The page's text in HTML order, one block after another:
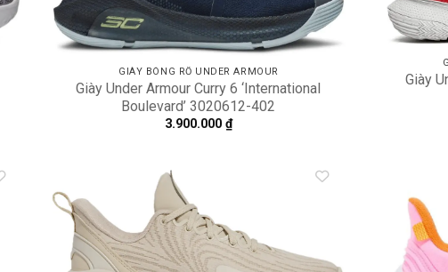
GIÀY BÓNG RỔ UNDER ARMOUR
Giày Under Armour Curry 6 ‘International
Boulevard’ 3020612-402
3.900.000 ₫
Giày